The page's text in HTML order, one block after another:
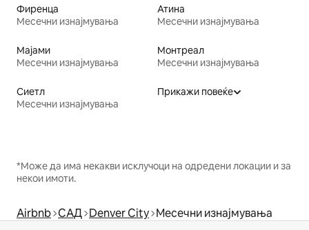
Фиренца
Месечни изнајмувања
Атина
Месечни изнајмувања
Мајами
Месечни изнајмувања
Монтреал
Месечни изнајмувања
Сиетл
Месечни изнајмувања
Прикажи повеќе
*Може да има некакви исклучоци на одредени локации и за
некои имоти.
Airbnb САД Denver City Месечни изнајмувања